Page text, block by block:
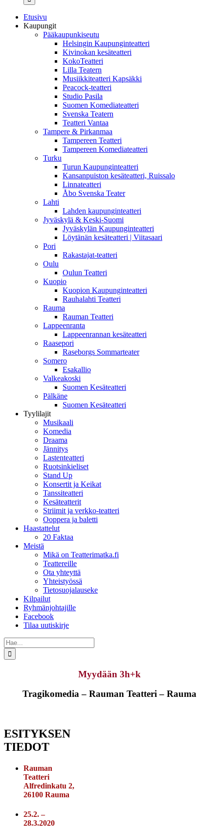
Etusivu
Kaupungit
Pääkaupunkiseutu
Helsingin Kaupunginteatteri
Kivinokan kesäteatteri
KokoTeatteri
Lilla Teatern
Musiikkiteatteri Kapsäkki
Peacock-teatteri
Studio Pasila
Suomen Komediateatteri
Svenska Teatern
Teatteri Vantaa
Tampere & Pirkanmaa
Tampereen Teatteri
Tampereen Komediateatteri
Turku
Turun Kaupunginteatteri
Kansanpuiston kesäteatteri, Ruissalo
Linnateatteri
Åbo Svenska Teater
Lahti
Lahden kaupunginteatteri
Jyväskylä & Keski-Suomi
Jyväskylän Kaupunginteatteri
Löytänän kesäteatteri | Viitasaari
Pori
Rakastajat-teatteri
Oulu
Oulun Teatteri
Kuopio
Kuopion Kaupunginteatteri
Rauhalahti Teatteri
Rauma
Rauman Teatteri
Lappeenranta
Lappeenrannan kesäteatteri
Raasepori
Raseborgs Sommarteater
Somero
Esakallio
Valkeakoski
Suomen Kesäteatteri
Pälkäne
Suomen Kesäteatteri
Tyylilajit
Musikaali
Komedia
Draama
Jännitys
Lastenteatteri
Ruotsinkieliset
Stand Up
Konsertit ja Keikat
Tanssiteatteri
Kesäteatterit
Striimit ja verkko-teatteri
Ooppera ja baletti
Haastattelut
20 Faktaa
Meistä
Mikä on Teatterimatka.fi
Teattereille
Ota yhteyttä
Yhteistyössä
Tietosuojalauseke
Kilpailut
Ryhmänjohtajille
Facebook
Tilaa uutiskirje
Etsi
...
Myydään 3h+k
Tragikomedia – Rauman Teatteri – Rauma
ESITYKSEN
TIEDOT
Rauman
Teatteri
Alfredinkatu 2,
26100 Rauma
25.2. –
28.3.2020